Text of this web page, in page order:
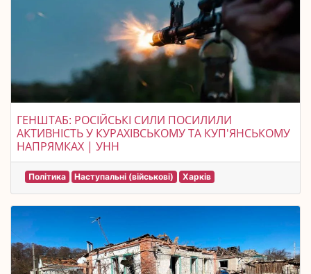
ГЕНШТАБ: РОСІЙСЬКІ СИЛИ ПОСИЛИЛИ
АКТИВНІСТЬ У КУРАХІВСЬКОМУ ТА КУП'ЯНСЬКОМУ
НАПРЯМКАХ | УНН
Політика Наступальні (військові) Харків